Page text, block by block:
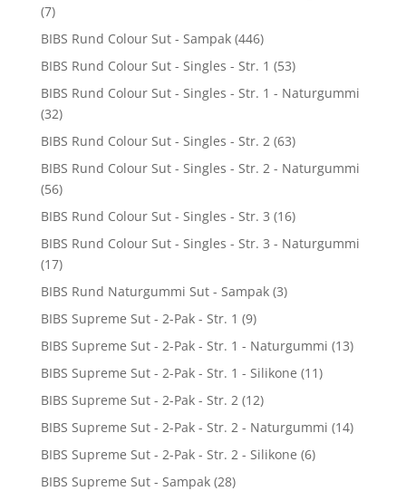
(7)
BIBS Rund Colour Sut - Sampak (446)
BIBS Rund Colour Sut - Singles - Str. 1 (53)
BIBS Rund Colour Sut - Singles - Str. 1 - Naturgummi
(32)
BIBS Rund Colour Sut - Singles - Str. 2 (63)
BIBS Rund Colour Sut - Singles - Str. 2 - Naturgummi
(56)
BIBS Rund Colour Sut - Singles - Str. 3 (16)
BIBS Rund Colour Sut - Singles - Str. 3 - Naturgummi
(17)
BIBS Rund Naturgummi Sut - Sampak (3)
BIBS Supreme Sut - 2-Pak - Str. 1 (9)
BIBS Supreme Sut - 2-Pak - Str. 1 - Naturgummi (13)
BIBS Supreme Sut - 2-Pak - Str. 1 - Silikone (11)
BIBS Supreme Sut - 2-Pak - Str. 2 (12)
BIBS Supreme Sut - 2-Pak - Str. 2 - Naturgummi (14)
BIBS Supreme Sut - 2-Pak - Str. 2 - Silikone (6)
BIBS Supreme Sut - Sampak (28)